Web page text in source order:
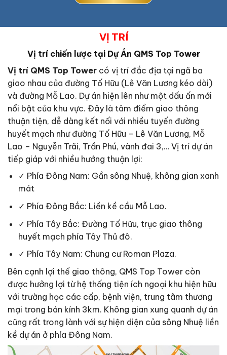
VỊ TRÍ
Vị trí chiến lược tại Dự Án QMS Top Tower
Vị trí QMS Top Tower có vị trí đắc địa tại ngã ba
giao nhau của đường Tố Hữu (Lê Văn Lương kéo dài)
và đường Mỗ Lao. Dự án hiện lên như một dấu ấn mới
nổi bật của khu vực. Đây là tâm điểm giao thông
thuận tiện, dễ dàng kết nối với nhiều tuyến đường
huyết mạch như đường Tố Hữu – Lê Văn Lương, Mỗ
Lao – Nguyễn Trãi, Trần Phú, vành đai 3,… Vị trí dự án
tiếp giáp với nhiều hướng thuận lợi:
✓ Phía Đông Nam: Gần sông Nhuệ, không gian xanh
mát
✓ Phía Đông Bắc: Liền kề cầu Mỗ Lao.
✓ Phía Tây Bắc: Đường Tố Hữu, trục giao thông
huyết mạch phía Tây Thủ đô.
✓ Phía Tây Nam: Chung cư Roman Plaza.
Bên cạnh lợi thế giao thông, QMS Top Tower còn
được hưởng lợi từ hệ thống tiện ích ngoại khu hiện hữu
với trường học các cấp, bệnh viện, trung tâm thương
mại trong bán kính 3km. Không gian xung quanh dự án
cũng rất trong lành với sự hiện diện của sông Nhuệ liền
kề dự án ở phía Đông Nam.